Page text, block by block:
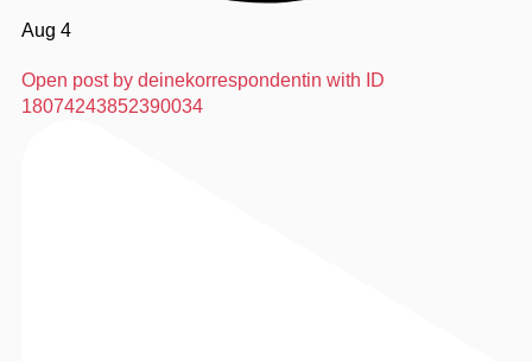
Aug 4
Open post by deinekorrespondentin with ID
18074243852390034